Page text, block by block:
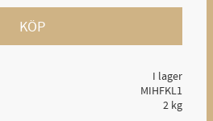
KÖP
I lager
MIHFKL1
2 kg